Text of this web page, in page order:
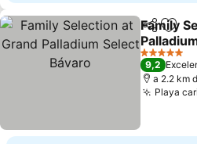
Compartir
Family
Ver
5 Estrellas
9,2
a 2.2 km
Playa